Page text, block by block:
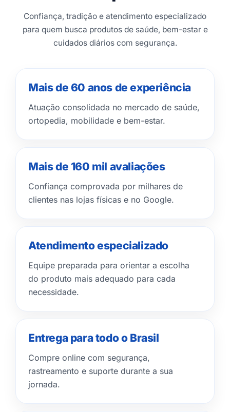
Confiança, tradição e atendimento especializado
para quem busca produtos de saúde, bem-estar e
cuidados diários com segurança.
Mais de 60 anos de experiência
Atuação consolidada no mercado de saúde,
ortopedia, mobilidade e bem-estar.
Mais de 160 mil avaliações
Confiança comprovada por milhares de
clientes nas lojas físicas e no Google.
Atendimento especializado
Equipe preparada para orientar a escolha
do produto mais adequado para cada
necessidade.
Entrega para todo o Brasil
Compre online com segurança,
rastreamento e suporte durante a sua
jornada.